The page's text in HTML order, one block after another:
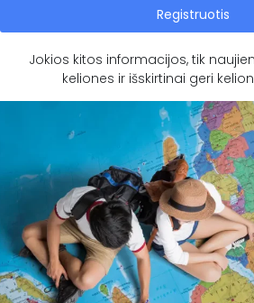
Registruotis
Jokios kitos informacijos, tik
keliones ir išskirtinai geri